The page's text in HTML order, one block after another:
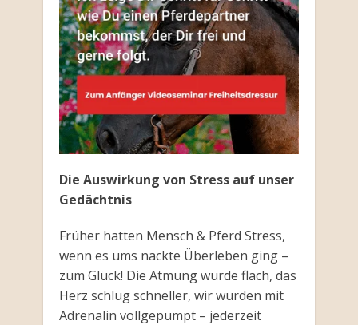
Die Auswirkung von Stress auf unser
Gedächtnis
Früher hatten Mensch & Pferd Stress,
wenn es ums nackte Überleben ging –
zum Glück! Die Atmung wurde flach, das
Herz schlug schneller, wir wurden mit
Adrenalin vollgepumpt – jederzeit